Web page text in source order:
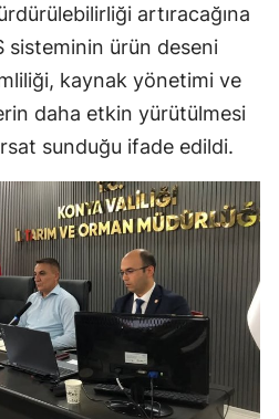
Hakkari
Hatay
Isparta
Mersin
İstanbul
İzmir
Kars
Kastamonu
Kayseri
artıracağına
sisteminin ürün deseni
kaynak yönetimi ve
daha etkin yürütülmesi
sunduğu ifade edildi.